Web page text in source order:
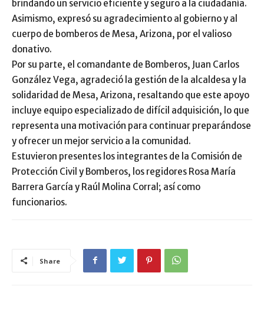
brindando un servicio eficiente y seguro a la ciudadanía.
Asimismo, expresó su agradecimiento al gobierno y al
cuerpo de bomberos de Mesa, Arizona, por el valioso
donativo.
Por su parte, el comandante de Bomberos, Juan Carlos
González Vega, agradeció la gestión de la alcaldesa y la
solidaridad de Mesa, Arizona, resaltando que este apoyo
incluye equipo especializado de difícil adquisición, lo que
representa una motivación para continuar preparándose
y ofrecer un mejor servicio a la comunidad.
Estuvieron presentes los integrantes de la Comisión de
Protección Civil y Bomberos, los regidores Rosa María
Barrera García y Raúl Molina Corral; así como
funcionarios.
Share